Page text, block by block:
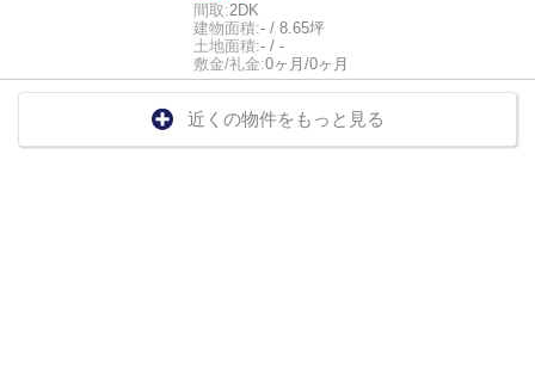
間取:2DK
建物面積:- / 8.65坪
土地面積:- / -
敷金/礼金:0ヶ月/0ヶ月
近くの物件をもっと見る